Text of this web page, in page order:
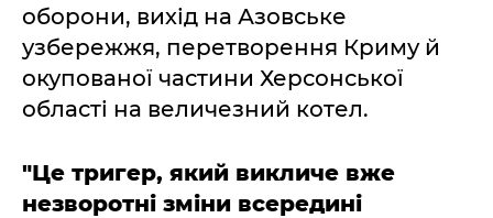
оборони, вихід на Азовське
узбережжя, перетворення Криму й
окупованої частини Херсонської
області на величезний котел.
"Це тригер, який викличе вже
незворотні зміни всередині